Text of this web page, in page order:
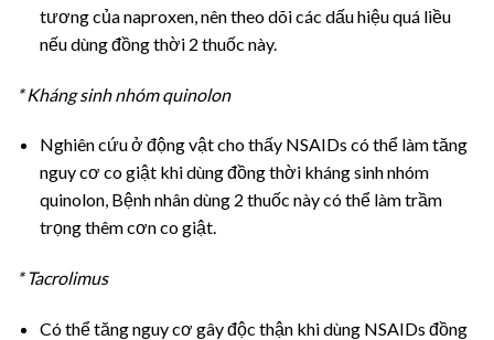
tương của naproxen, nên theo dõi các dấu hiệu quá liều
nếu dùng đồng thời 2 thuốc này.
* Kháng sinh nhóm quinolon
Nghiên cứu ở động vật cho thấy NSAIDs có thể làm tăng
nguy cơ co giật khi dùng đồng thời kháng sinh nhóm
quinolon, Bệnh nhân dùng 2 thuốc này có thể làm trầm
trọng thêm cơn co giật.
* Tacrolimus
Có thể tăng nguy cơ gây độc thận khi dùng NSAIDs đồng